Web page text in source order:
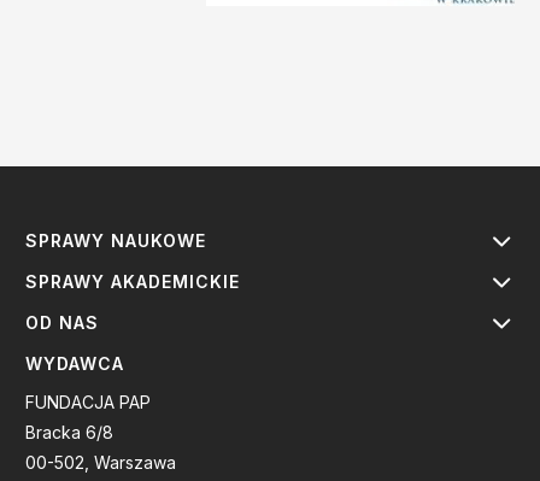
SPRAWY NAUKOWE
SPRAWY AKADEMICKIE
OD NAS
WYDAWCA
FUNDACJA PAP
Bracka 6/8
00-502, Warszawa